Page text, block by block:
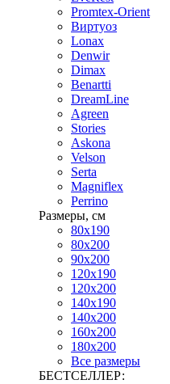
Promtex-Orient
Виртуоз
Lonax
Denwir
Dimax
Benartti
DreamLine
Agreen
Stories
Askona
Velson
Serta
Magniflex
Perrino
Размеры, см
80х190
80х200
90х200
120х190
120х200
140х190
140х200
160х200
180х200
Все размеры
БЕСТСЕЛЛЕР: